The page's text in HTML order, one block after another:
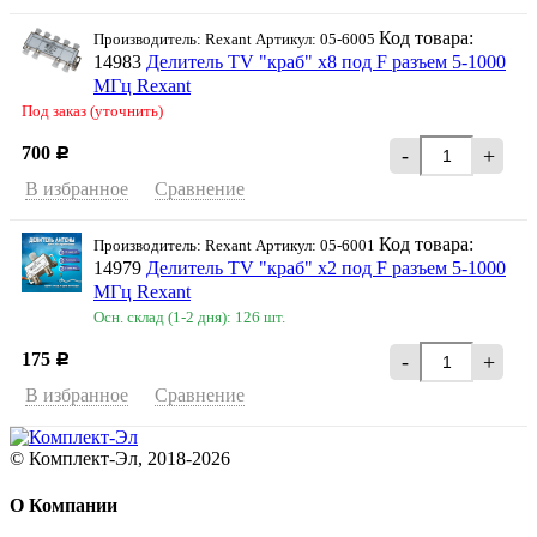
Производитель: Rexant Артикул: 05-6005 Код товара:
14983 Делитель TV "краб" х8 под F разъем 5-1000
МГц Rexant
Под заказ (уточнить)
700 Р - +
В избранное Сравнение
Производитель: Rexant Артикул: 05-6001 Код товара:
14979 Делитель TV "краб" х2 под F разъем 5-1000
МГц Rexant
Осн. склад (1-2 дня): 126 шт.
175 Р - +
В избранное Сравнение
© Комплект-Эл, 2018-2026
О Компании